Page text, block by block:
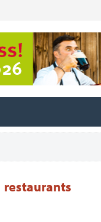
restaurants